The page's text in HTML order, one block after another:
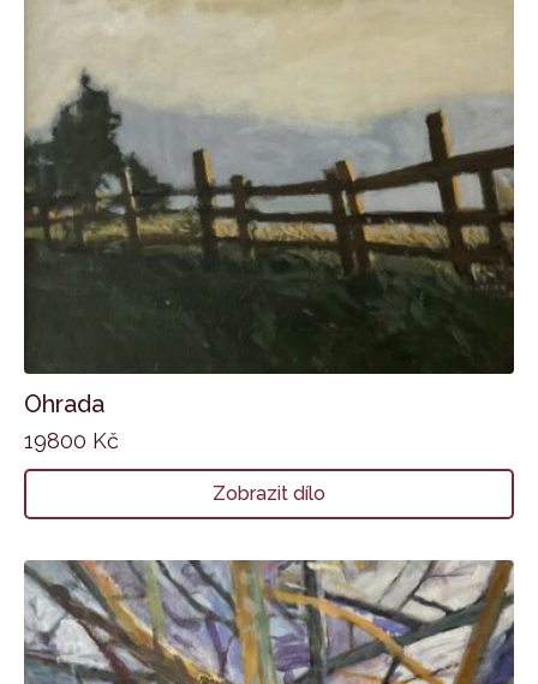
Ohrada
19800 Kč
Zobrazit dílo